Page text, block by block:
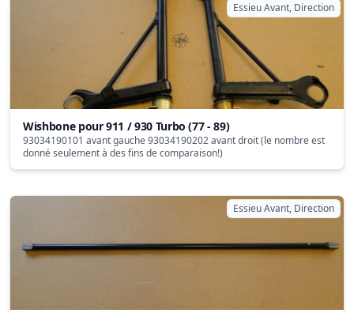
Essieu Avant, Direction
Wishbone pour 911 / 930 Turbo (77 - 89)
93034190101 avant gauche 93034190202 avant droit (le nombre est
donné seulement à des fins de comparaison!)
Essieu Avant, Direction